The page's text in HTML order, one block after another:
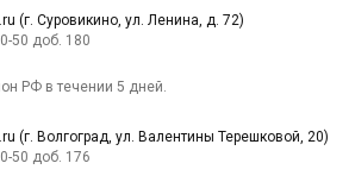
(г. Суровикино, ул. Ленина, д. 72)
50 доб. 180
РФ в течении 5 дней.
(г. Волгоград, ул. Валентины Терешковой, 20)
50 доб. 176